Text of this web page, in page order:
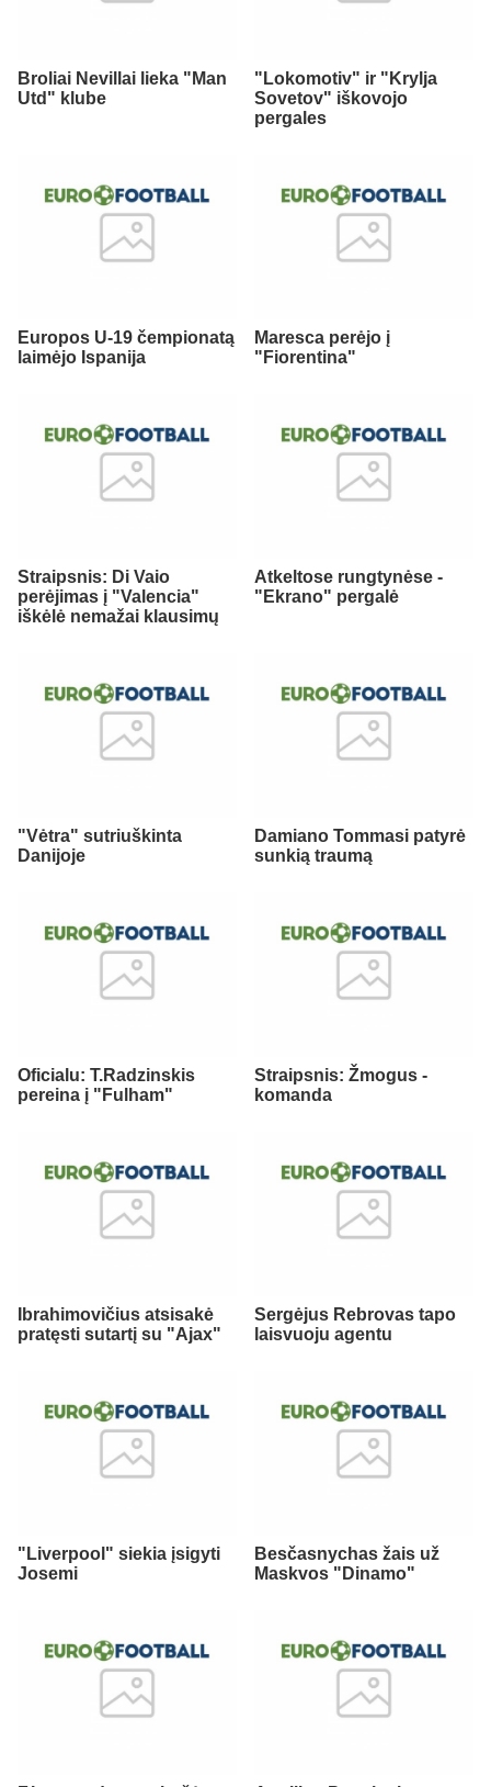
Broliai Nevillai lieka "Man
Utd" klube
"Lokomotiv" ir "Krylja
Sovetov" iškovojo
pergales
Europos U-19 čempionatą
laimėjo Ispanija
Maresca perėjo į
"Fiorentina"
Straipsnis: Di Vaio
perėjimas į "Valencia"
iškėlė nemažai klausimų
Atkeltose rungtynėse -
"Ekrano" pergalė
"Vėtra" sutriuškinta
Danijoje
Damiano Tommasi patyrė
sunkią traumą
Oficialu: T.Radzinskis
pereina į "Fulham"
Straipsnis: Žmogus -
komanda
Ibrahimovičius atsisakė
pratęsti sutartį su "Ajax"
Sergėjus Rebrovas tapo
laisvuoju agentu
"Liverpool" siekia įsigyti
Josemi
Besčasnychas žais už
Maskvos "Dinamo"